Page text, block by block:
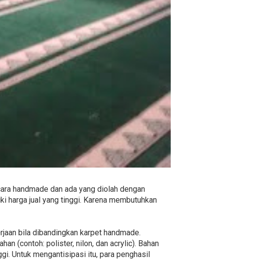
handmade dan ada yang diolah dengan
harga jual yang tinggi. Karena membutuhkan
bila dibandingkan karpet handmade.
(contoh: polister, nilon, dan acrylic). Bahan
Untuk mengantisipasi itu, para penghasil